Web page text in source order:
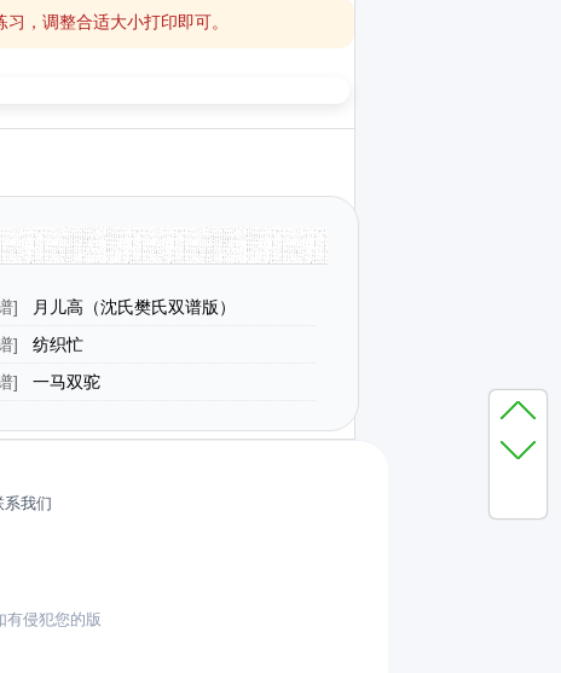
，调整合适大小打印即可。
]
月儿高（沈氏樊氏双谱版）
]
纺织忙
] 一马双驼
系我们
有侵犯您的版